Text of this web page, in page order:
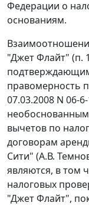
Федерации о
основаниям.
"Джет Флайт" (п.
правомерность
07.03.2008 N 06-
вычетов по
договорам
Сити" (А.В.
являются, в том
налоговых
"Джет Флайт",